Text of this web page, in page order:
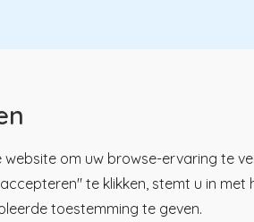
om uw browse-ervaring te
te klikken, stemt u in
toestemming te geven.
Over KP
Nieuws en praktijk